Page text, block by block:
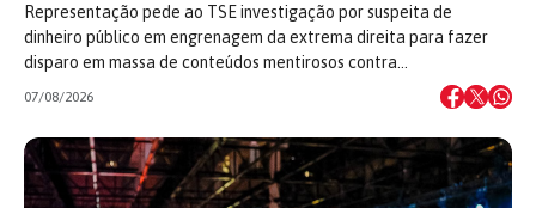
Representação pede ao TSE investigação por suspeita de
dinheiro público em engrenagem da extrema direita para fazer
disparo em massa de conteúdos mentirosos contra…
07/08/2026